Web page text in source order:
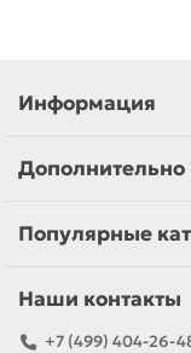
Информация
Дополнительно
Популярные
Наши контакты
+7 (499) 404-26-